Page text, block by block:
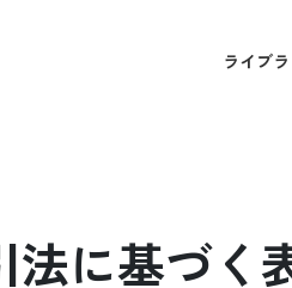
ライブ
法に基づく